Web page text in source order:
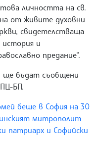
личността на св.
от живите духовни
свидетелстваща
и
предание“.
ще бъдат съобщени
БП.
беше в София на 30
митрополит
патриарх и Софийски